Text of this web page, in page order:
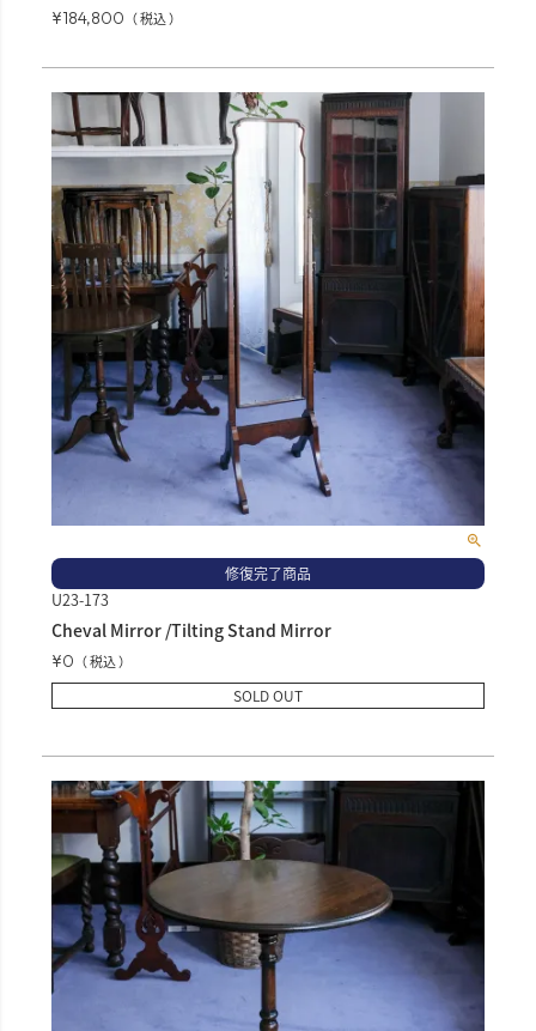
¥184,800 税込
修復完了商品
U23-173
Cheval Mirror /Tilting Stand Mirror
¥0 税込
SOLD OUT